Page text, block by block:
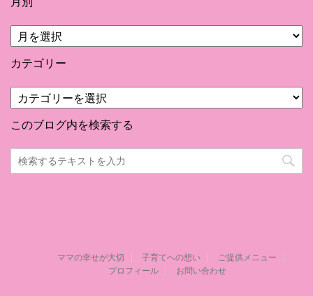
月
別
カテゴリー
テ
ゴ
ー
このブログ内を検索する
ママの幸せが大切 子育てへの想い
ご提供メニュー
プロフィール
お問い合わせ